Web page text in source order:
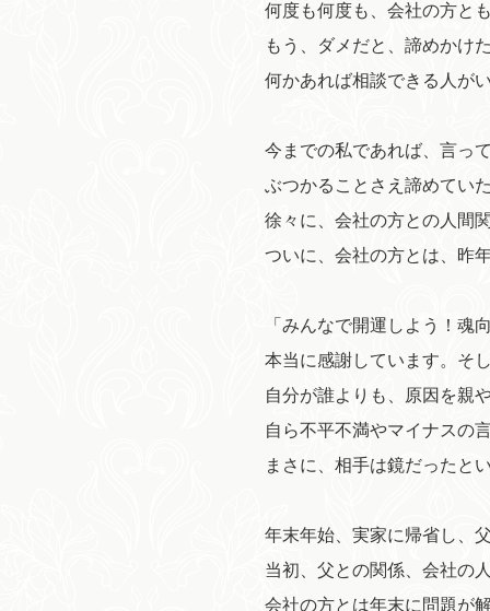
何度も何度も、会社の方と
もう、ダメだと、諦めかけ
何かあれば相談できる人が
今までの私であれば、言っ
ぶつかることさえ諦めてい
徐々に、会社の方との人間
ついに、会社の方とは、昨
「みんなで開運しよう！魂
本当に感謝しています。そ
自分が誰よりも、原因を親
自ら不平不満やマイナスの
まさに、相手は鏡だったと
年末年始、実家に帰省し、
当初、父との関係、会社の
会社の方とは年末に問題が